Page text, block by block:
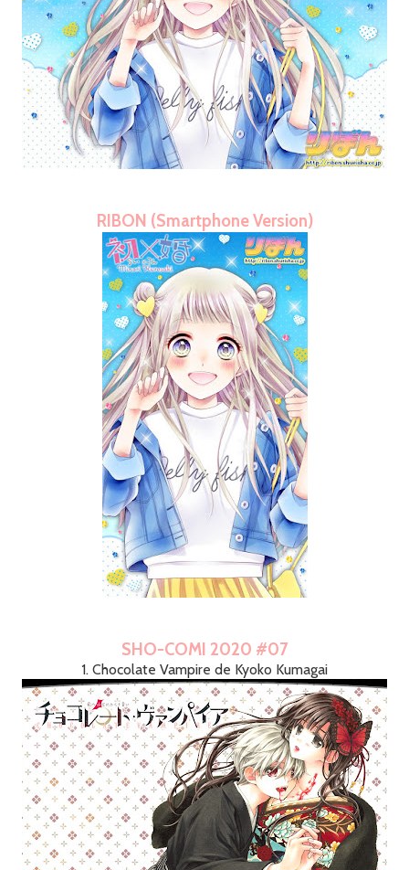
RIBON (Smartphone Version)
SHO-COMI 2020 #07
1. Chocolate Vampire de Kyoko Kumagai